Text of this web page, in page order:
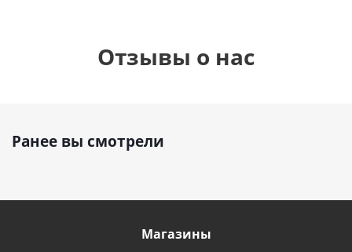
Отзывы о нас
Ранее вы смотрели
Магазины